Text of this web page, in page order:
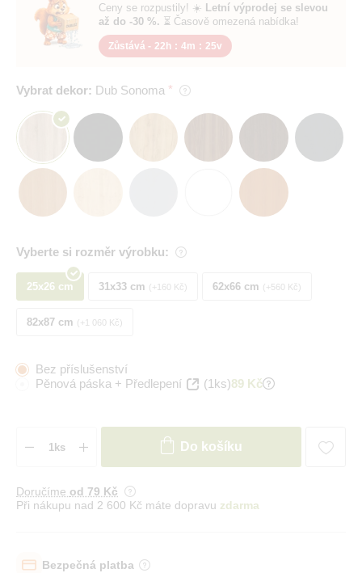
Ceny se rozpustily! ☀️ Letní výprodej se slevou
až do -30 %. ⏳ Časově omezená nabídka!
Zůstává - 22h : 4m : 25v
Vybrat dekor: Dub Sonoma
Vyberte si rozměr výrobku:
25x26 cm 31x33 cm +160 Kč 62x66 cm +560 Kč
82x87 cm +1 060 Kč
Bez příslušenství
Pěnová páska + Předlepení
(1ks)89 Kč
Do košíku
Doručíme od 79 Kč
Při nákupu nad 2 600 Kč máte dopravu zdarma
Bezpečná platba